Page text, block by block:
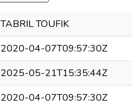
TABRIL TOUFIK
2020-04-07T09:57:30Z
2025-05-21T15:35:44Z
2020-04-07T09:57:30Z